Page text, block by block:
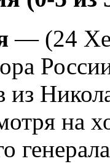
— (24
из
на